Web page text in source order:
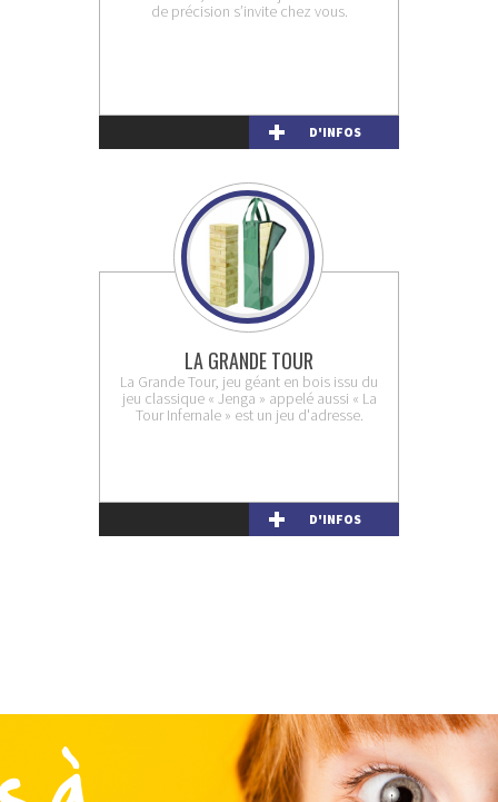
de précision s’invite chez vous.
D'INFOS
LA GRANDE TOUR
La Grande Tour, jeu géant en bois issu du
jeu classique « Jenga » appelé aussi « La
Tour Infernale » est un jeu d'adresse.
D'INFOS